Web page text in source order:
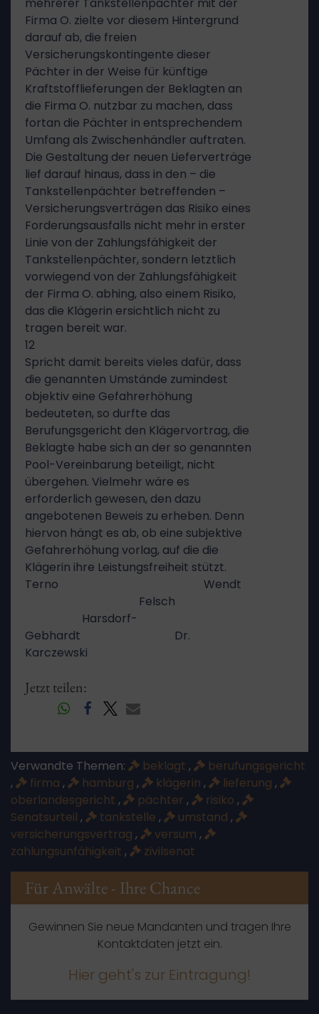
Firma O. zielte vor diesem Hintergrund
darauf ab, die freien
Versicherungskontingente dieser
Pächter in der Weise für künftige
Kraftstofflieferungen der Beklagten an
die Firma O. nutzbar zu machen, dass
fortan die Pächter in entsprechendem
Umfang als Zwischenhändler auftraten.
Die Gestaltung der neuen Lieferverträge
lief darauf hinaus, dass in den – die
Tankstellenpächter betreffenden –
Versicherungsverträgen das Risiko eines
Forderungsausfalls nicht mehr in erster
Linie von der Zahlungsfähigkeit der
Tankstellenpächter, sondern letztlich
vorwiegend von der Zahlungsfähigkeit
der Firma O. abhing, also einem Risiko,
das die Klägerin ersichtlich nicht zu
tragen bereit war.
12
Spricht damit bereits vieles dafür, dass
die genannten Umstände zumindest
objektiv eine Gefahrerhöhung
bedeuteten, so durfte das
Berufungsgericht den Klägervortrag, die
Beklagte habe sich an der so genannten
Pool-Vereinbarung beteiligt, nicht
übergehen. Vielmehr wäre es
erforderlich gewesen, den dazu
angebotenen Beweis zu erheben. Denn
hiervon hängt es ab, ob eine subjektive
Gefahrerhöhung vorlag, auf die die
Klägerin ihre Leistungsfreiheit stützt.
Terno Wendt
Felsch
Harsdorf-
Gebhardt Dr.
Karczewski
Jetzt teilen:
Verwandte Themen: beklagt ,
berufungsgericht
,
firma , hamburg , klägerin , lieferung ,
oberlandesgericht , pächter , risiko ,
Senatsurteil , tankstelle , umstand ,
versicherungsvertrag , versum ,
zahlungsunfähigkeit , zivilsenat
Für Anwälte - Ihre Chance
Gewinnen Sie neue Mandanten und tragen Ihre
Kontaktdaten jetzt ein.
Hier geht's zur Eintragung!